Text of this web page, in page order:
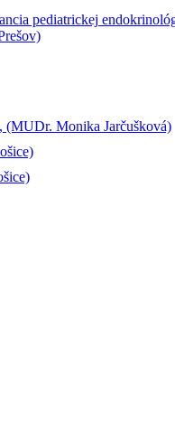
(MUDr. Monika Jarčušková)